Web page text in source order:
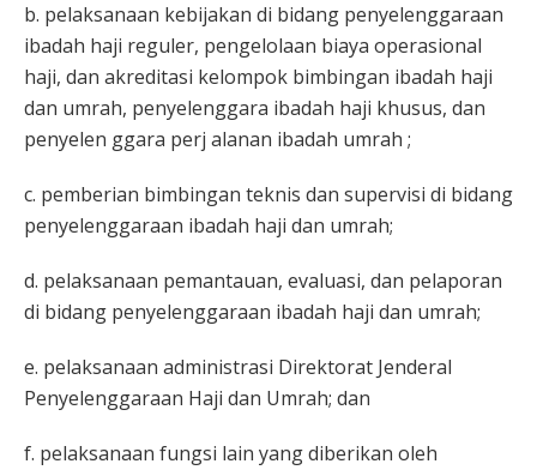
b. pelaksanaan kebijakan di bidang penyelenggaraan
ibadah haji reguler, pengelolaan biaya operasional
haji, dan akreditasi kelompok bimbingan ibadah haji
dan umrah, penyelenggara ibadah haji khusus, dan
penyelen ggara perj alanan ibadah umrah ;
c. pemberian bimbingan teknis dan supervisi di bidang
penyelenggaraan ibadah haji dan umrah;
d. pelaksanaan pemantauan, evaluasi, dan pelaporan
di bidang penyelenggaraan ibadah haji dan umrah;
e. pelaksanaan administrasi Direktorat Jenderal
Penyelenggaraan Haji dan Umrah; dan
f. pelaksanaan fungsi lain yang diberikan oleh